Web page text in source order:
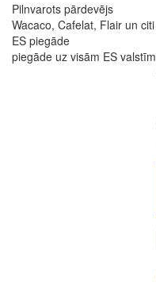
Pilnvarots pārdevējs
Wacaco, Cafelat, Flair un citi
ES piegāde
piegāde uz visām ES valstīm